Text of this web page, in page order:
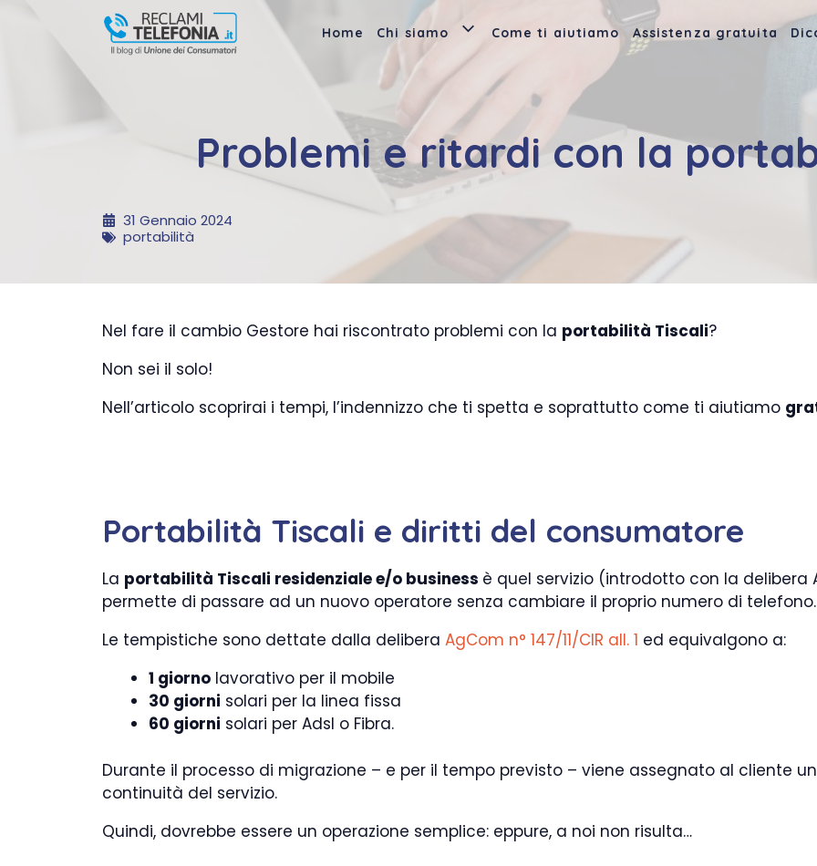
contenuto
Home Chi siamo Come ti aiutiamo Assistenza gratuita
Problemi e ritardi con la
31 Gennaio 2024
portabilità
Nel fare il cambio Gestore hai riscontrato problemi con la portabilità Tiscali?
Non sei il solo!
Nell’articolo scoprirai i tempi, l’indennizzo che ti spetta e soprattutto come ti aiutiamo
Portabilità Tiscali e diritti del consumatore
La portabilità Tiscali residenziale e/o business è quel servizio (introdotto con la delibera
permette di passare ad un nuovo operatore senza cambiare il proprio numero di telefono.
Le tempistiche sono dettate dalla delibera AgCom n° 147/11/CIR all. 1 ed equivalgono a:
1 giorno lavorativo per il mobile
30 giorni solari per la linea fissa
60 giorni solari per Adsl o Fibra.
Durante il processo di migrazione – e per il tempo previsto – viene assegnato al cliente un
continuità del servizio.
Quindi, dovrebbe essere un operazione semplice: eppure, a noi non risulta…